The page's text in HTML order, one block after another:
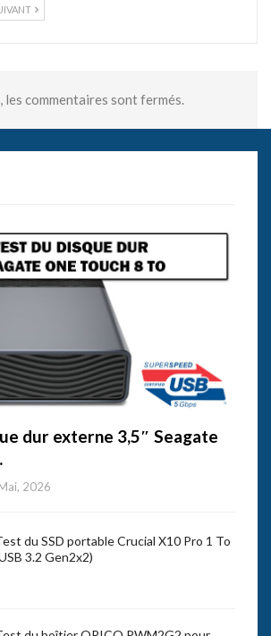
les commentaires sont fermés.
dur externe 3,5″ Seagate
2026
du SSD portable Crucial X10 Pro 1 To
3.2 Gen2x2)